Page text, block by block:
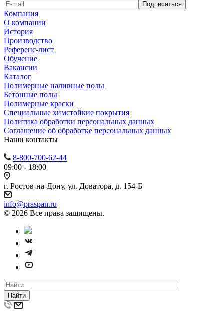
Компания
О компании
История
Производство
Референс-лист
Обучение
Вакансии
Каталог
Полимерные наливные полы
Бетонные полы
Полимерные краски
Специальные химстойкие покрытия
Политика обработки персональных данных
Cоглашение об обработке персональных данных
Наши контакты
8-800-700-62-44
09:00 - 18:00
г. Ростов-на-Дону, ул. Доватора, д. 154-Б
info@praspan.ru
© 2026 Все права защищены.
Найти